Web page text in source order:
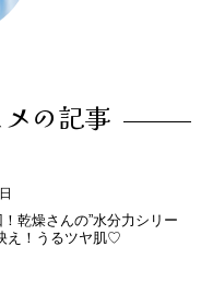
の記事
乾燥さんの”水分力シリー
え！うるツヤ肌♡